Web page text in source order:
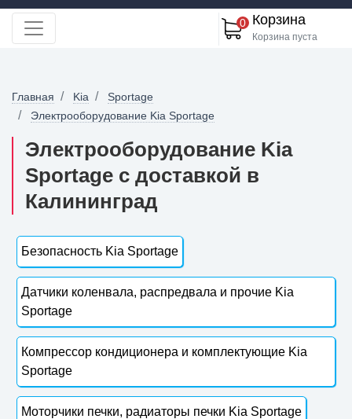
0 Корзина
Корзина пуста
Главная Kia
Sportage
Электрооборудование Kia Sportage
Электрооборудование Kia
Sportage с доставкой в
Калининград
Безопасность Kia Sportage
Датчики коленвала, распредвала и прочие Kia
Sportage
Компрессор кондиционера и комплектующие Kia
Sportage
Моторчики печки, радиаторы печки Kia Sportage